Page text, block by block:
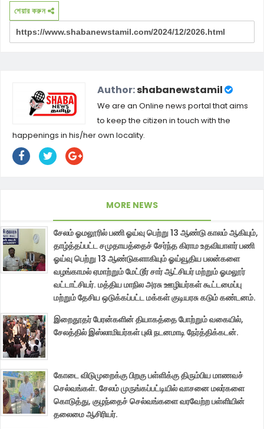
শেয়ার করুন
Author:shabanewstamil
We are an Online news portal that aims
to keep the citizen in touch with the
happenings in his/her own locality.
MORE NEWS
சேலம் ஓமலூரில் பணி ஓய்வு பெற்று 13 ஆண்டு காலம் ஆகியும்,
தாழ்த்தப்பட்ட சமுதாயத்தைச் சேர்ந்த கிராம உதவியாளர் பணி
ஓய்வு பெற்று 13 ஆண்டுகளாகியும் ஓய்வூதிய பலன்களை
வழங்காமல் ஏமாற்றும் மேட்டூர் சார் ஆட்சியர் மற்றும் ஓமலூர்
வட்டாட்சியர். மத்திய மாநில அரசு ஊழியர்கள் கூட்டமைப்பு
மற்றும் தேசிய ஒடுக்கப்பட்ட மக்கள் குடியரசு கடும் கண்டனம்.
இறைதூதர் பேரன்களின் தியாகத்தை போற்றும் வகையில்,
சேலத்தில் இஸ்லாமியர்கள் புலி நடனமாடி நேர்த்திக்கடன்.
கோடை விடுமுறைக்கு பிறகு பள்ளிக்கு திரும்பிய மாணவச்
செல்வங்கள். சேலம் முருங்கப்பட்டியில் வாசனை மலர்களை
கொடுத்து, குழந்தைச் செல்வங்களை வரவேற்ற பள்ளியின்
தலைமை ஆசிரியர்.